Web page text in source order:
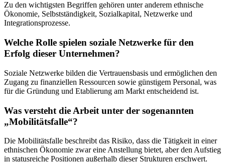
Zu den wichtigsten Begriffen gehören unter anderem ethnische
Ökonomie, Selbstständigkeit, Sozialkapital, Netzwerke und
Integrationsprozesse.
Welche Rolle spielen soziale Netzwerke für den
Erfolg dieser Unternehmen?
Soziale Netzwerke bilden die Vertrauensbasis und ermöglichen den
Zugang zu finanziellen Ressourcen sowie günstigem Personal, was
für die Gründung und Etablierung am Markt entscheidend ist.
Was versteht die Arbeit unter der sogenannten
„Mobilitätsfalle“?
Die Mobilitätsfalle beschreibt das Risiko, dass die Tätigkeit in einer
ethnischen Ökonomie zwar eine Anstellung bietet, aber den Aufstieg
in statusreiche Positionen außerhalb dieser Strukturen erschwert.